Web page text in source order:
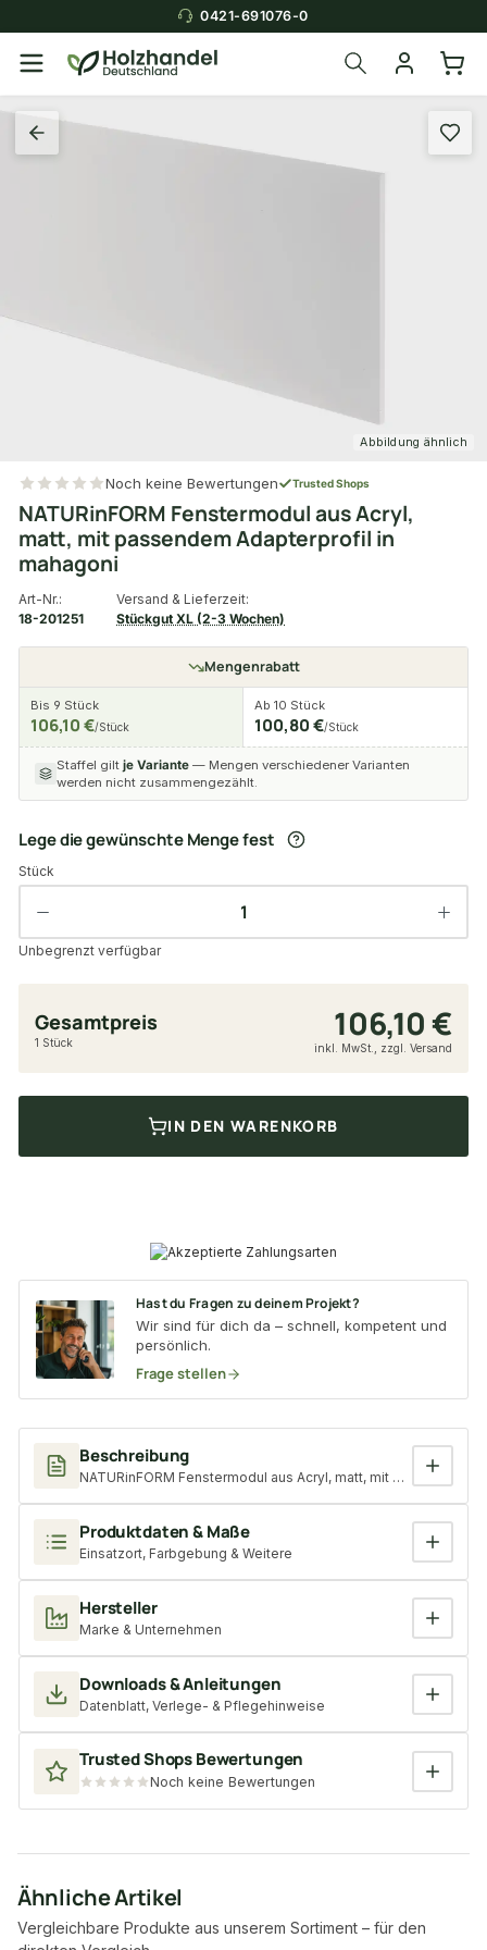
0421-691076-0
Abbildung ähnlich
Beschreibung
NATURinFORM Fenstermodul aus Acryl, matt, mit passendem
Produktdaten & Maße
Einsatzort, Farbgebung & Weitere
Hersteller
Marke & Unternehmen
Downloads & Anleitungen
Datenblatt, Verlege- & Pflegehinweise
Trusted Shops Bewertungen
Noch keine Bewertungen
Noch keine Bewertungen Trusted Shops
NATURinFORM Fenstermodul aus Acryl,
matt, mit passendem Adapterprofil in
mahagoni
Art-Nr.:
18-201251
Versand & Lieferzeit:
Stückgut XL (2-3 Wochen)
Mengenrabatt
Bis 9 Stück
106,10 €/Stück
Ab 10 Stück
100,80 €/Stück
Staffel gilt je Variante — Mengen verschiedener Varianten
werden nicht zusammengezählt.
Lege die gewünschte Menge fest
Stück
Unbegrenzt verfügbar
Gesamtpreis 106,10 €
1 Stück inkl. MwSt., zzgl. Versand
IN DEN WARENKORB
Hast du Fragen zu deinem Projekt?
Wir sind für dich da – schnell, kompetent und
persönlich.
Frage stellen
Ähnliche Artikel
Vergleichbare Produkte aus unserem Sortiment – für den